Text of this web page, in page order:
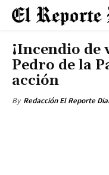
¡Incendio de
Pedro de la
acción
By Redacción El Reporte